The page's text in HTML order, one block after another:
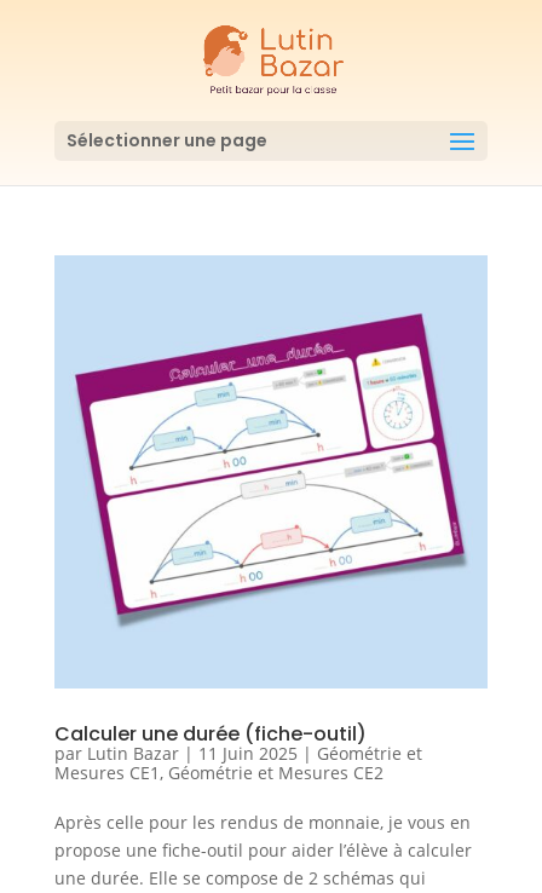
Sélectionner une page
Calculer une durée (fiche-outil)
par Lutin Bazar| 11 Juin 2025 | Géométrie et
Mesures CE1, Géométrie et Mesures CE2
Après celle pour les rendus de monnaie, je vous en
propose une fiche-outil pour aider l’élève à calculer
une durée. Elle se compose de 2 schémas qui